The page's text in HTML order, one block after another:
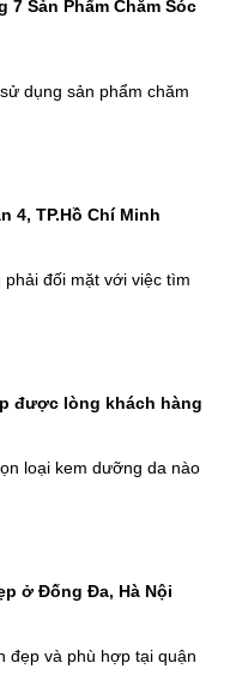
7 Sản Phẩm Chăm Sóc
dụng sản phẩm chăm
4, TP.Hồ Chí Minh
phải đối mặt với việc tìm
được lòng khách hàng
loại kem dưỡng da nào
ở Đống Đa, Hà Nội
đẹp và phù hợp tại quận